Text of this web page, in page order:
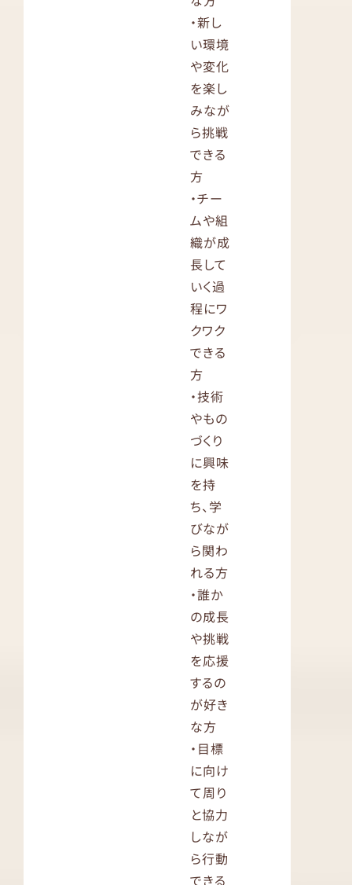
・新し
い環境
や変化
を楽し
みなが
ら挑戦
できる
方
・チー
ムや組
織が成
長して
いく過
程にワ
クワク
できる
方
・技術
やもの
づくり
に興味
を持
ち、学
びなが
ら関わ
れる方
・誰か
の成長
や挑戦
を応援
するの
が好き
な方
・目標
に向け
て周り
と協力
しなが
ら行動
できる